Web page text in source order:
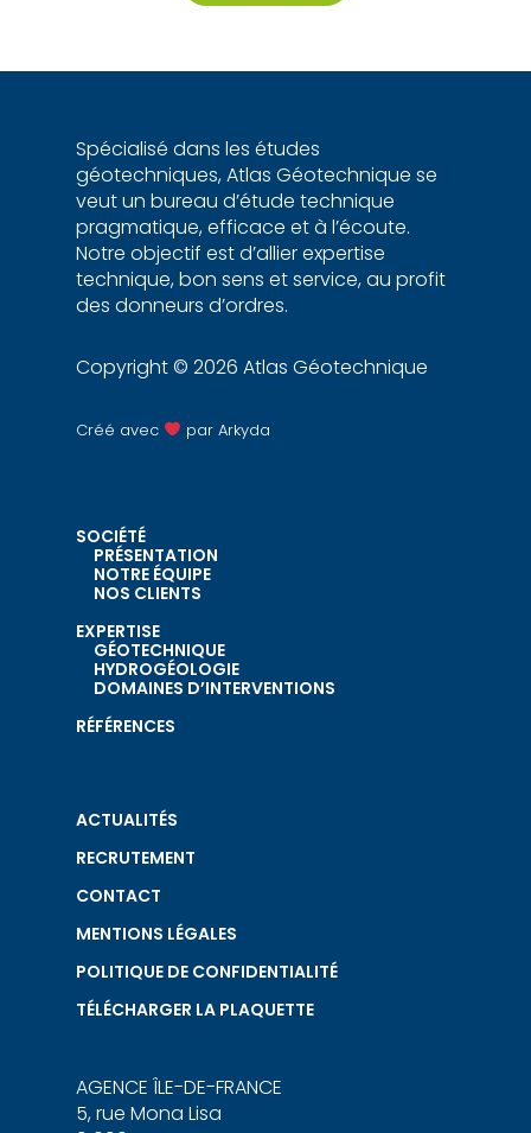
Spécialisé dans les études
géotechniques, Atlas Géotechnique se
veut un bureau d’étude technique
pragmatique, efficace et à l’écoute.
Notre objectif est d’allier expertise
technique, bon sens et service, au profit
des donneurs d’ordres.
Copyright © 2026 Atlas Géotechnique
Créé avec par Arkyda
SOCIÉTÉ
PRÉSENTATION
NOTRE ÉQUIPE
NOS CLIENTS
EXPERTISE
GÉOTECHNIQUE
HYDROGÉOLOGIE
DOMAINES D’INTERVENTIONS
RÉFÉRENCES
ACTUALITÉS
RECRUTEMENT
CONTACT
MENTIONS LÉGALES
POLITIQUE DE CONFIDENTIALITÉ
TÉLÉCHARGER LA PLAQUETTE
AGENCE ÎLE-DE-FRANCE
5, rue Mona Lisa